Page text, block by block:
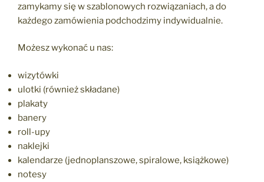
zamykamy się w szablonowych rozwiązaniach, a do
każdego zamówienia podchodzimy indywidualnie.
Możesz wykonać u nas:
wizytówki
ulotki (również składane)
plakaty
banery
roll-upy
naklejki
kalendarze (jednoplanszowe, spiralowe, książkowe)
notesy